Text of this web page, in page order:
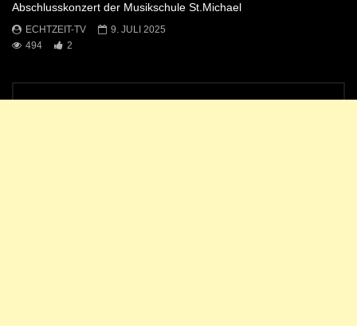
Abschlusskonzert der Musikschule St.Michael
ECHTZEIT-TV
9. JULI 2025
494
2